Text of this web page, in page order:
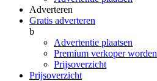
Adverteren
Gratis adverteren
b
Advertentie plaatsen
Premium verkoper worden
Prijsoverzicht
Prijsoverzicht